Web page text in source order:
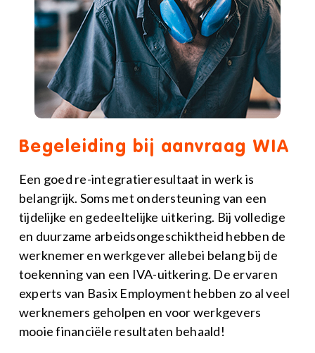
Begeleiding bij aanvraag WIA
Een goed re-integratieresultaat in werk is
belangrijk. Soms met ondersteuning van een
tijdelijke en gedeeltelijke uitkering. Bij volledige
en duurzame arbeidsongeschiktheid hebben de
werknemer en werkgever allebei belang bij de
toekenning van een IVA-uitkering. De ervaren
experts van Basix Employment hebben zo al veel
werknemers geholpen en voor werkgevers
mooie financiële resultaten behaald!